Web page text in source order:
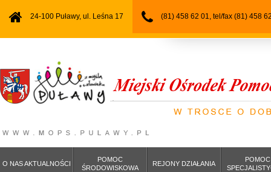
24-100 Puławy, ul. Leśna 17 (81) 458 62 01, tel/fax (81) 458
O NAS AKTUALNOŚCI
POMOC
ŚRODOWISKOWA
REJONY DZIAŁANIA
POMOC